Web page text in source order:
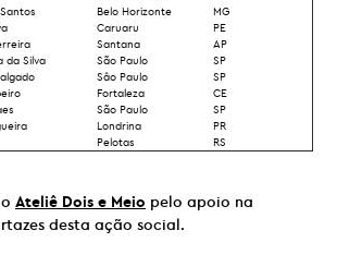
Belo Horizonte
MG
Caruaru
PE
Santana
AP
da Silva
São Paulo
SP
Sâo Paulo
SP
Fortaleza
CE
São Paulo
SP
Londrina
PR
Pelotas RS
Ateliê Dois e Meio pelo apoio na
desta ação social.